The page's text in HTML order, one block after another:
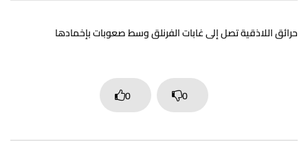
حرائق اللاذقية تصل إلى غابات الفرنلق وسط صعوبات بإخمادها
0 0